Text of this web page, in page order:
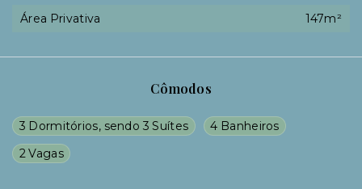
Cômodos
3 Dormitórios, sendo 3 Suítes
4 Banheiros
2 Vagas
Área Privativa
147m²